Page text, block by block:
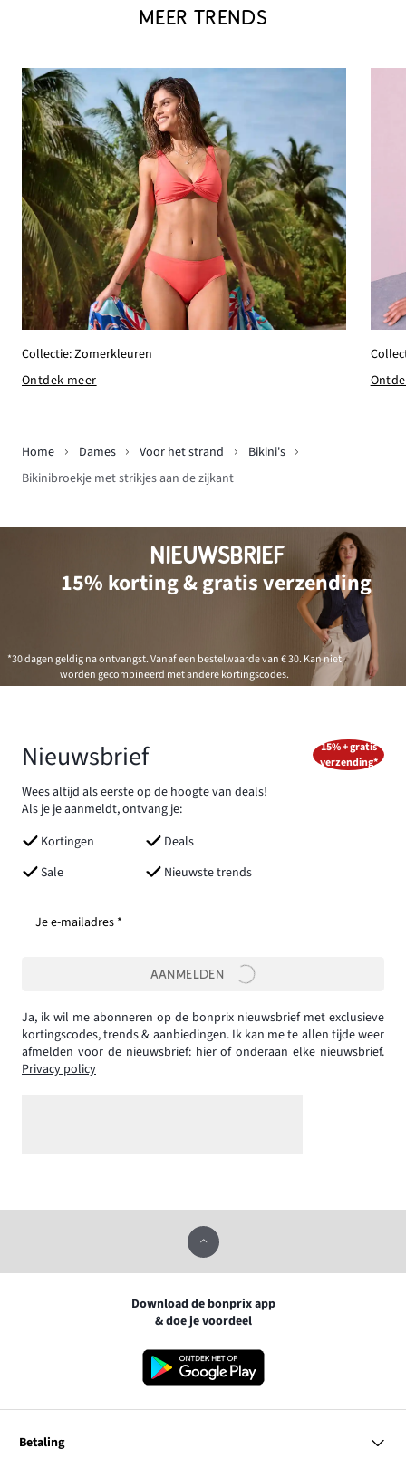
MEER TRENDS
Collectie: Zomerkleuren
Ontdek meer
Home Dames Voor het strand
Bikini's
Bikinibroekje met strikjes aan de zijkant
NIEUWSBRIEF
15% korting & gratis verzending
*30 dagen geldig na ontvangst. Vanaf een bestelwaarde van € 30. Kan niet
worden gecombineerd met andere kortingscodes.
Nieuwsbrief
Wees altijd als eerste op de hoogte van deals!
Als je je aanmeldt, ontvang je:
Kortingen
Deals
Sale
Nieuwste trends
15% + gratis
verzending*
Je e-mailadres *
AANMELDEN
Ja, ik wil me abonneren op de bonprix nieuwsbrief met exclusieve
kortingscodes, trends & aanbiedingen. Ik kan me te allen tijde weer
afmelden voor de nieuwsbrief:hierof onderaan elke nieuwsbrief.
Privacy policy
Download de bonprix app
& doe je voordeel
Betaling